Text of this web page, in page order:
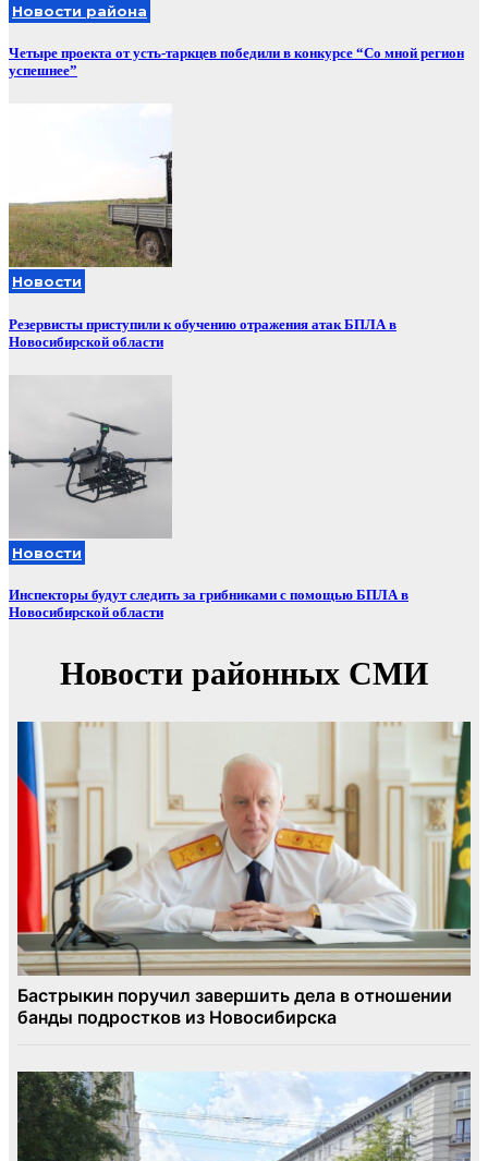
Новости района
Четыре проекта от усть-таркцев победили в конкурсе “Со мной регион
успешнее”
Новости
Резервисты приступили к обучению отражения атак БПЛА в
Новосибирской области
Новости
Инспекторы будут следить за грибниками с помощью БПЛА в
Новосибирской области